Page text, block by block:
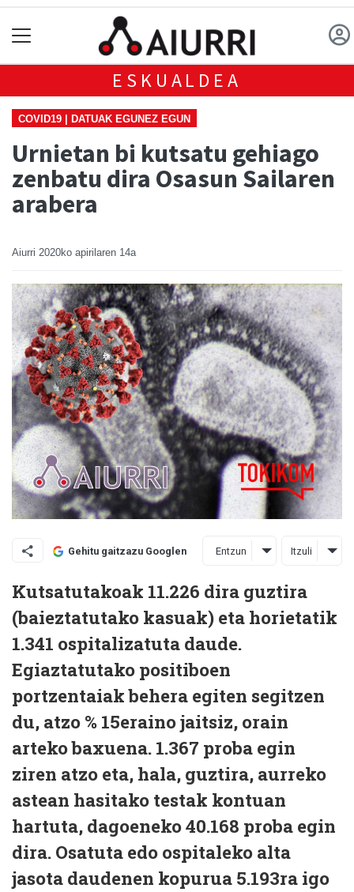
ESKUALDEA
COVID19 | DATUAK EGUNEZ EGUN
Urnietan bi kutsatu gehiago
zenbatu dira Osasun Sailaren
arabera
Aiurri 2020ko apirilaren 14a
Gehitu gaitzazu Googlen Entzun Itzuli
Kutsatutakoak 11.226 dira guztira
(baieztatutako kasuak) eta horietatik
1.341 ospitalizatuta daude.
Egiaztatutako positiboen
portzentaiak behera egiten segitzen
du, atzo % 15eraino jaitsiz, orain
arteko baxuena. 1.367 proba egin
ziren atzo eta, hala, guztira, aurreko
astean hasitako testak kontuan
hartuta, dagoeneko 40.168 proba egin
dira. Osatuta edo ospitaleko alta
jasota daudenen kopurua 5.193ra igo